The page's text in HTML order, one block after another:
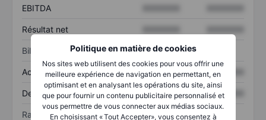
Politique en matière de cookies
Nos sites web utilisent des cookies pour vous offrir une
meilleure expérience de navigation en permettant, en
optimisant et en analysant les opérations du site, ainsi
que pour fournir un contenu publicitaire personnalisé et
vous permettre de vous connecter aux médias sociaux.
En choisissant « Tout Accepter», vous consentez à
EBITDA
Résultat net
Bilan
Actif total XXXXXXX XXXXXXX
Dette totale XXXXXXX XXXXXXX
Ratios